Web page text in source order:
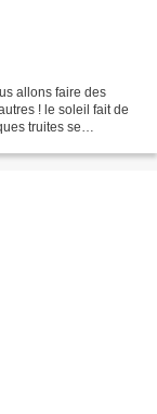
allons faire des
! le soleil fait de